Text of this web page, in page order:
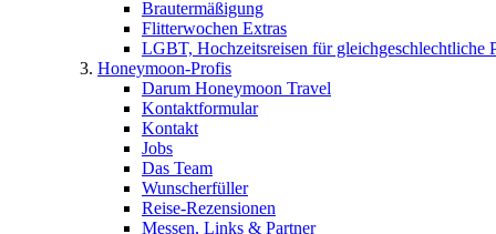
Brautermäßigung
Flitterwochen Extras
LGBT, Hochzeitsreisen für gleichgeschlechtliche
Honeymoon-Profis
Darum Honeymoon Travel
Kontaktformular
Kontakt
Jobs
Das Team
Wunscherfüller
Reise-Rezensionen
Messen, Links & Partner